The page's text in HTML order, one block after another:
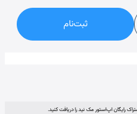
ثبت‌نام